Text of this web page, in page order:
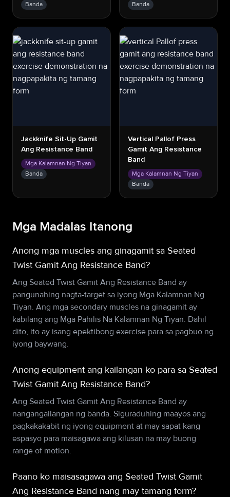
Banda
Banda
Jackknife Sit-Up Gamit
Ang Resistance Band
Mga Kalamnan Ng Tiyan
Banda
Vertical Pallof Press
Gamit Ang Resistance
Band
Mga Kalamnan Ng Tiyan
Banda
Mga Madalas Itanong
Anong mga muscles ang ginagamit sa Seated
Twist Gamit Ang Resistance Band?
Ang Seated Twist Gamit Ang Resistance Band ay
pangunahing nagta-target sa iyong Mga Kalamnan Ng
Tiyan. Ang mga secondary muscles na ginagamit ay
kabilang ang Mga Pahilis Na Kalamnan Ng Tiyan. Dahil
dito, ito ay isang epektibong exercise para sa pagbuo ng
iyong baywang.
Anong equipment ang kailangan ko para sa Seated
Twist Gamit Ang Resistance Band?
Ang Seated Twist Gamit Ang Resistance Band ay
nangangailangan ng banda. Siguraduhing maayos ang
pagkakakabit ng iyong equipment at may sapat kang
espasyo para maisagawa ang kilusan na may buong
range of motion.
Paano ko maisasagawa ang Seated Twist Gamit
Ang Resistance Band nang may tamang form?